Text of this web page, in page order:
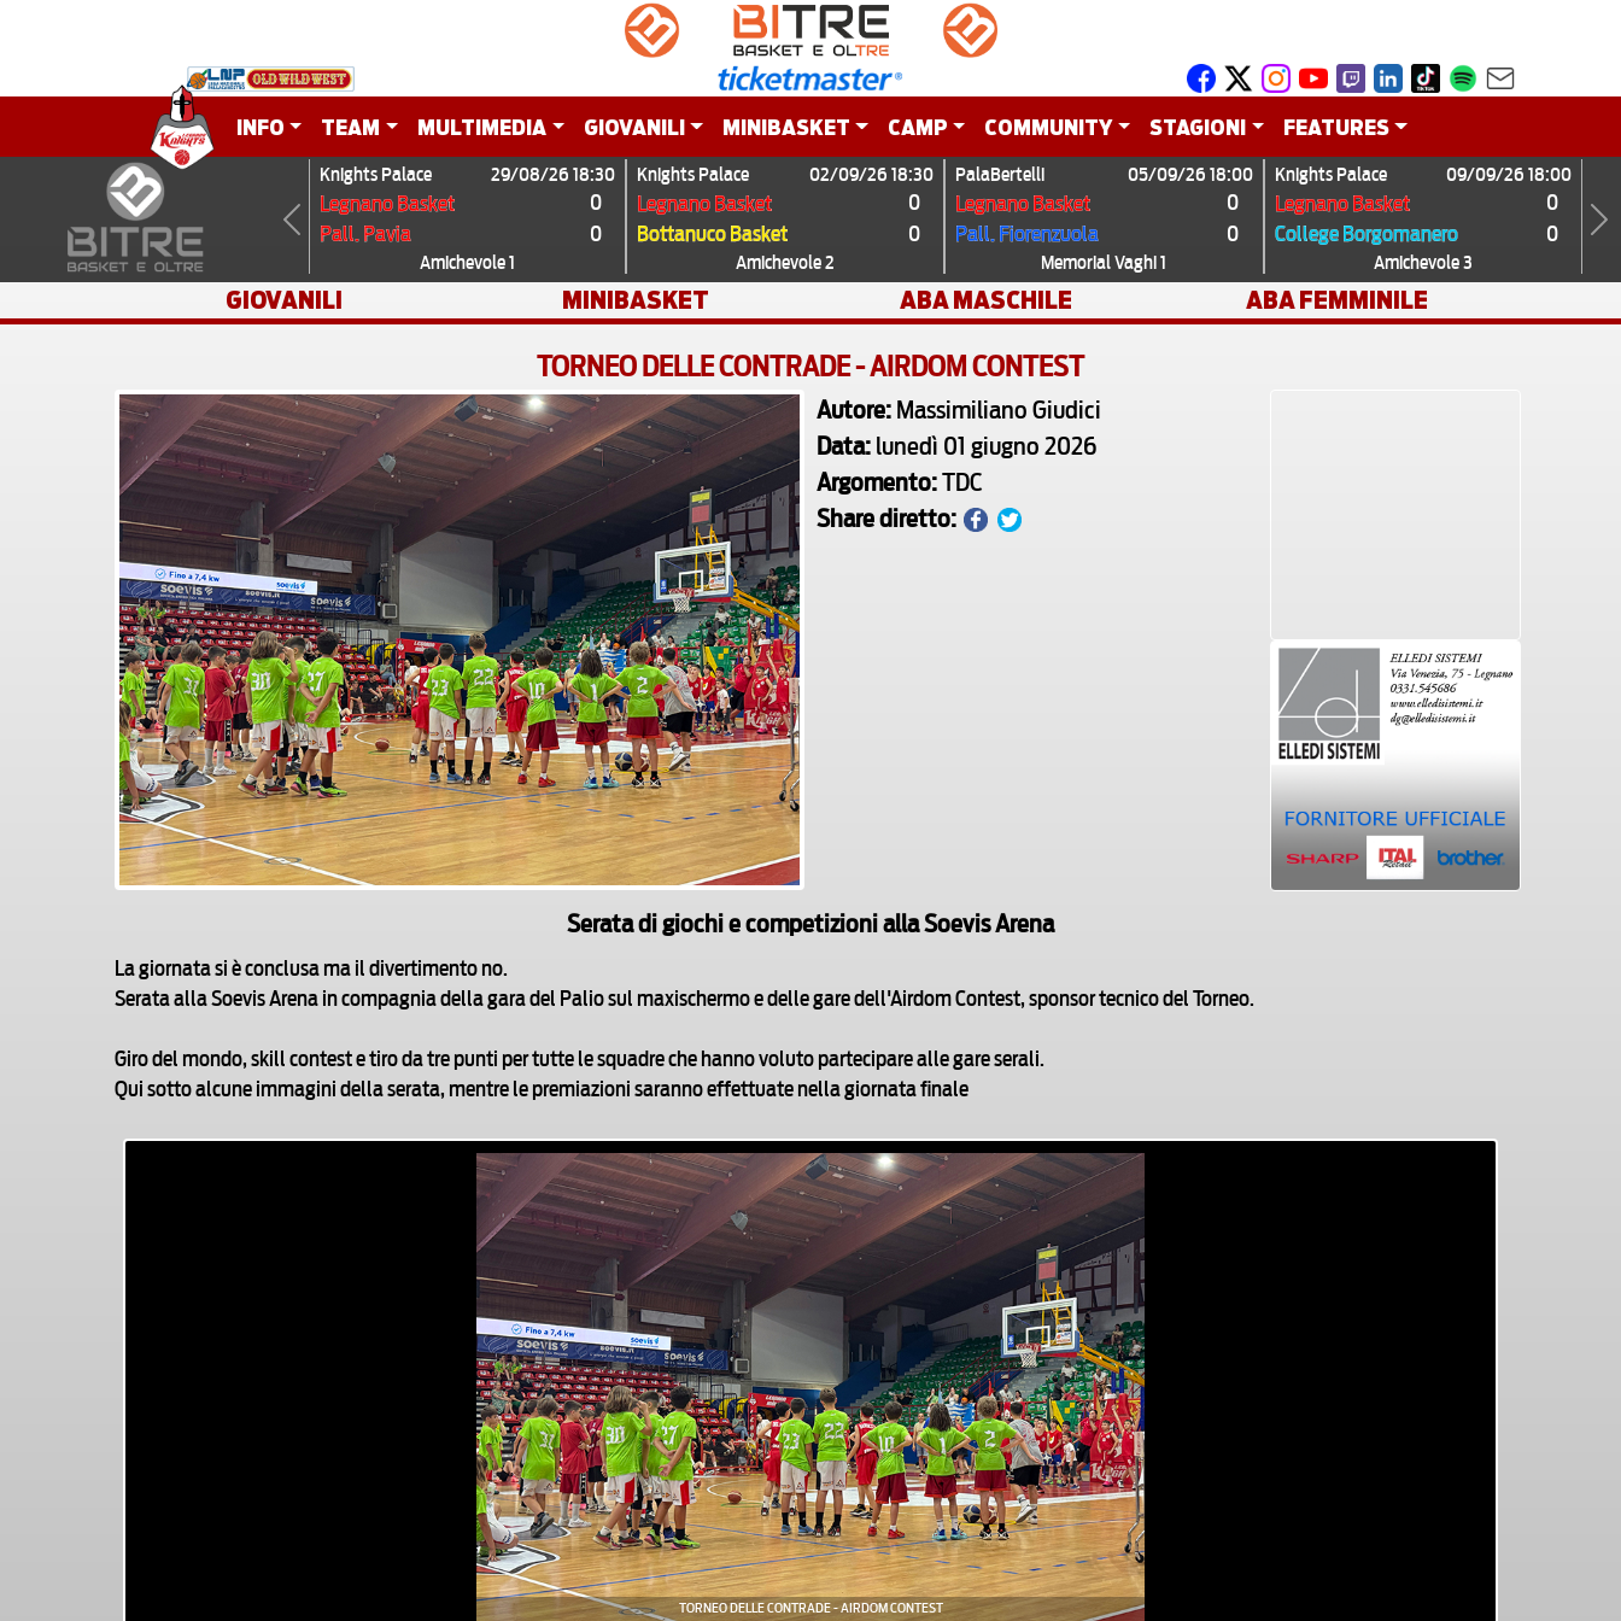
INFO TEAM MULTIMEDIA GIOVANILI MINIBASKET CAMP COMMUNITY STAGIONI FEATURES
Knights Palace 29/08/26 18:30
Legnano Basket
0
Pall. Pavia
0
Amichevole 1
Knights Palace 02/09/26 18:30
Legnano Basket
0
Bottanuco Basket
0
Amichevole 2
PalaBertelli 05/09/26 18:00
Legnano Basket
0
Pall. Fiorenzuola
0
Memorial Vaghi 1
Knights Palace 09/09/26 18:00
Legnano Basket
0
College Borgomanero
0
Amichevole 3
Previous Next
GIOVANILI MINIBASKET ABA MASCHILE ABA FEMMINILE
TORNEO DELLE CONTRADE - AIRDOM CONTEST
Autore:Massimiliano Giudici
Data:lunedì 01 giugno 2026
Argomento:TDC
Share diretto:
Serata di giochi e competizioni alla Soevis Arena
La giornata si è conclusa ma il divertimento no.
Serata alla Soevis Arena in compagnia della gara del Palio sul maxischermo e delle gare dell'Airdom Contest, sponsor tecnico del Torneo.
Giro del mondo, skill contest e tiro da tre punti per tutte le squadre che hanno voluto partecipare alle gare serali.
Qui sotto alcune immagini della serata, mentre le premiazioni saranno effettuate nella giornata finale
TORNEO DELLE CONTRADE - AIRDOM CONTEST